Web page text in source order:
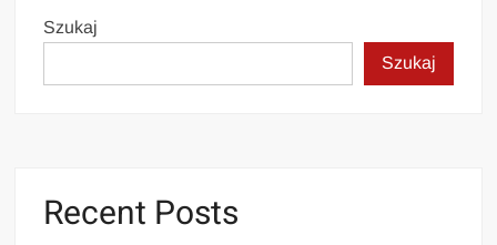
Szukaj
Szukaj
Recent Posts